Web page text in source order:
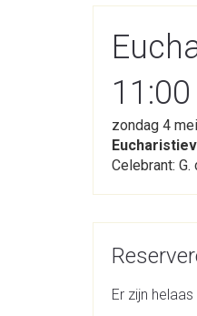
11:00
zondag 4
Celebrant:
Er zijn